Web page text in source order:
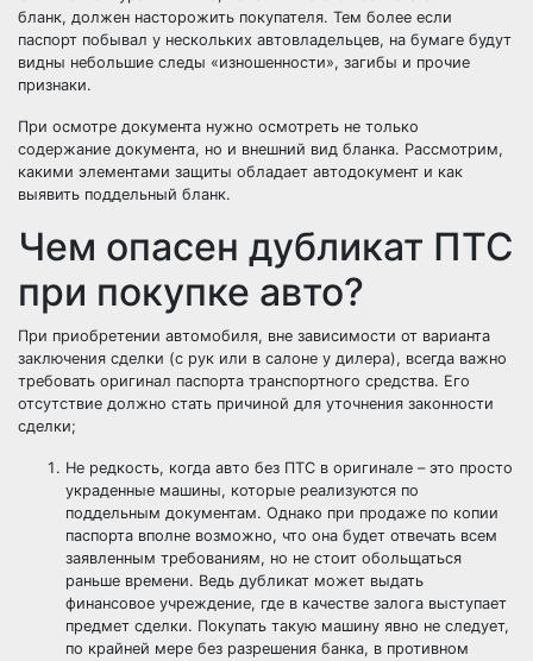
бланк, должен насторожить покупателя. Тем более если
паспорт побывал у нескольких автовладельцев, на бумаге будут
видны небольшие следы «изношенности», загибы и прочие
признаки.
При осмотре документа нужно осмотреть не только
содержание документа, но и внешний вид бланка. Рассмотрим,
какими элементами защиты обладает автодокумент и как
выявить поддельный бланк.
Чем опасен дубликат ПТС
при покупке авто?
При приобретении автомобиля, вне зависимости от варианта
заключения сделки (с рук или в салоне у дилера), всегда важно
требовать оригинал паспорта транспортного средства. Его
отсутствие должно стать причиной для уточнения законности
сделки;
Не редкость, когда авто без ПТС в оригинале – это просто
украденные машины, которые реализуются по
поддельным документам. Однако при продаже по копии
паспорта вполне возможно, что она будет отвечать всем
заявленным требованиям, но не стоит обольщаться
раньше времени. Ведь дубликат может выдать
финансовое учреждение, где в качестве залога выступает
предмет сделки. Покупать такую машину явно не следует,
по крайней мере без разрешения банка, в противном